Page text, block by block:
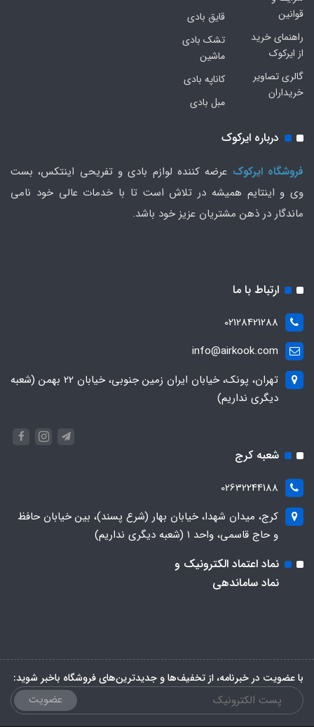
قوانین
راهنمای خرید
از ایرکوک
گالری تصاویر
خریداران
قایق بادی
تشک بادی
ماشین
کاناپه بادی
مبل بادی
درباره ایرکوک
فروشگاه ایرکوک عرضه کننده لوازم بادی و تفریحی اینتکس، بست
وی و اینتایم همیشه در تلاش است تا با خدمات عالی خود نامی
ماندگار در ذهن مشتریان عزیز خود باشد.
ارتباط با ما
02128421288
info@airkook.com
تهران، پونک، خیابان ایران زمین جنوبی، خیابان 22 بهمن (شعبه
دیگری نداریم)
شعبه کرج
02632244188
کرج، میدان شهدا، خیابان بهار (شرع پسند)، بین خیابان حافظ
و حاج قاسمی، واحد ۱ (شعبه دیگری نداریم)
نماد اعتماد الکترونیک و
نماد ساماندهی
با عضویت در خبرنامه، از تخفیف‌ها و جدیدترین‌های فروشگاه باخبر شوید:
عضویت